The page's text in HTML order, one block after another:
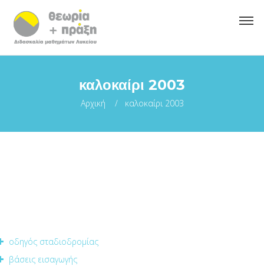
καλοκαίρι 2003
Αρχική καλοκαίρι 2003
οδηγός σταδιοδρομίας
βάσεις εισαγωγής